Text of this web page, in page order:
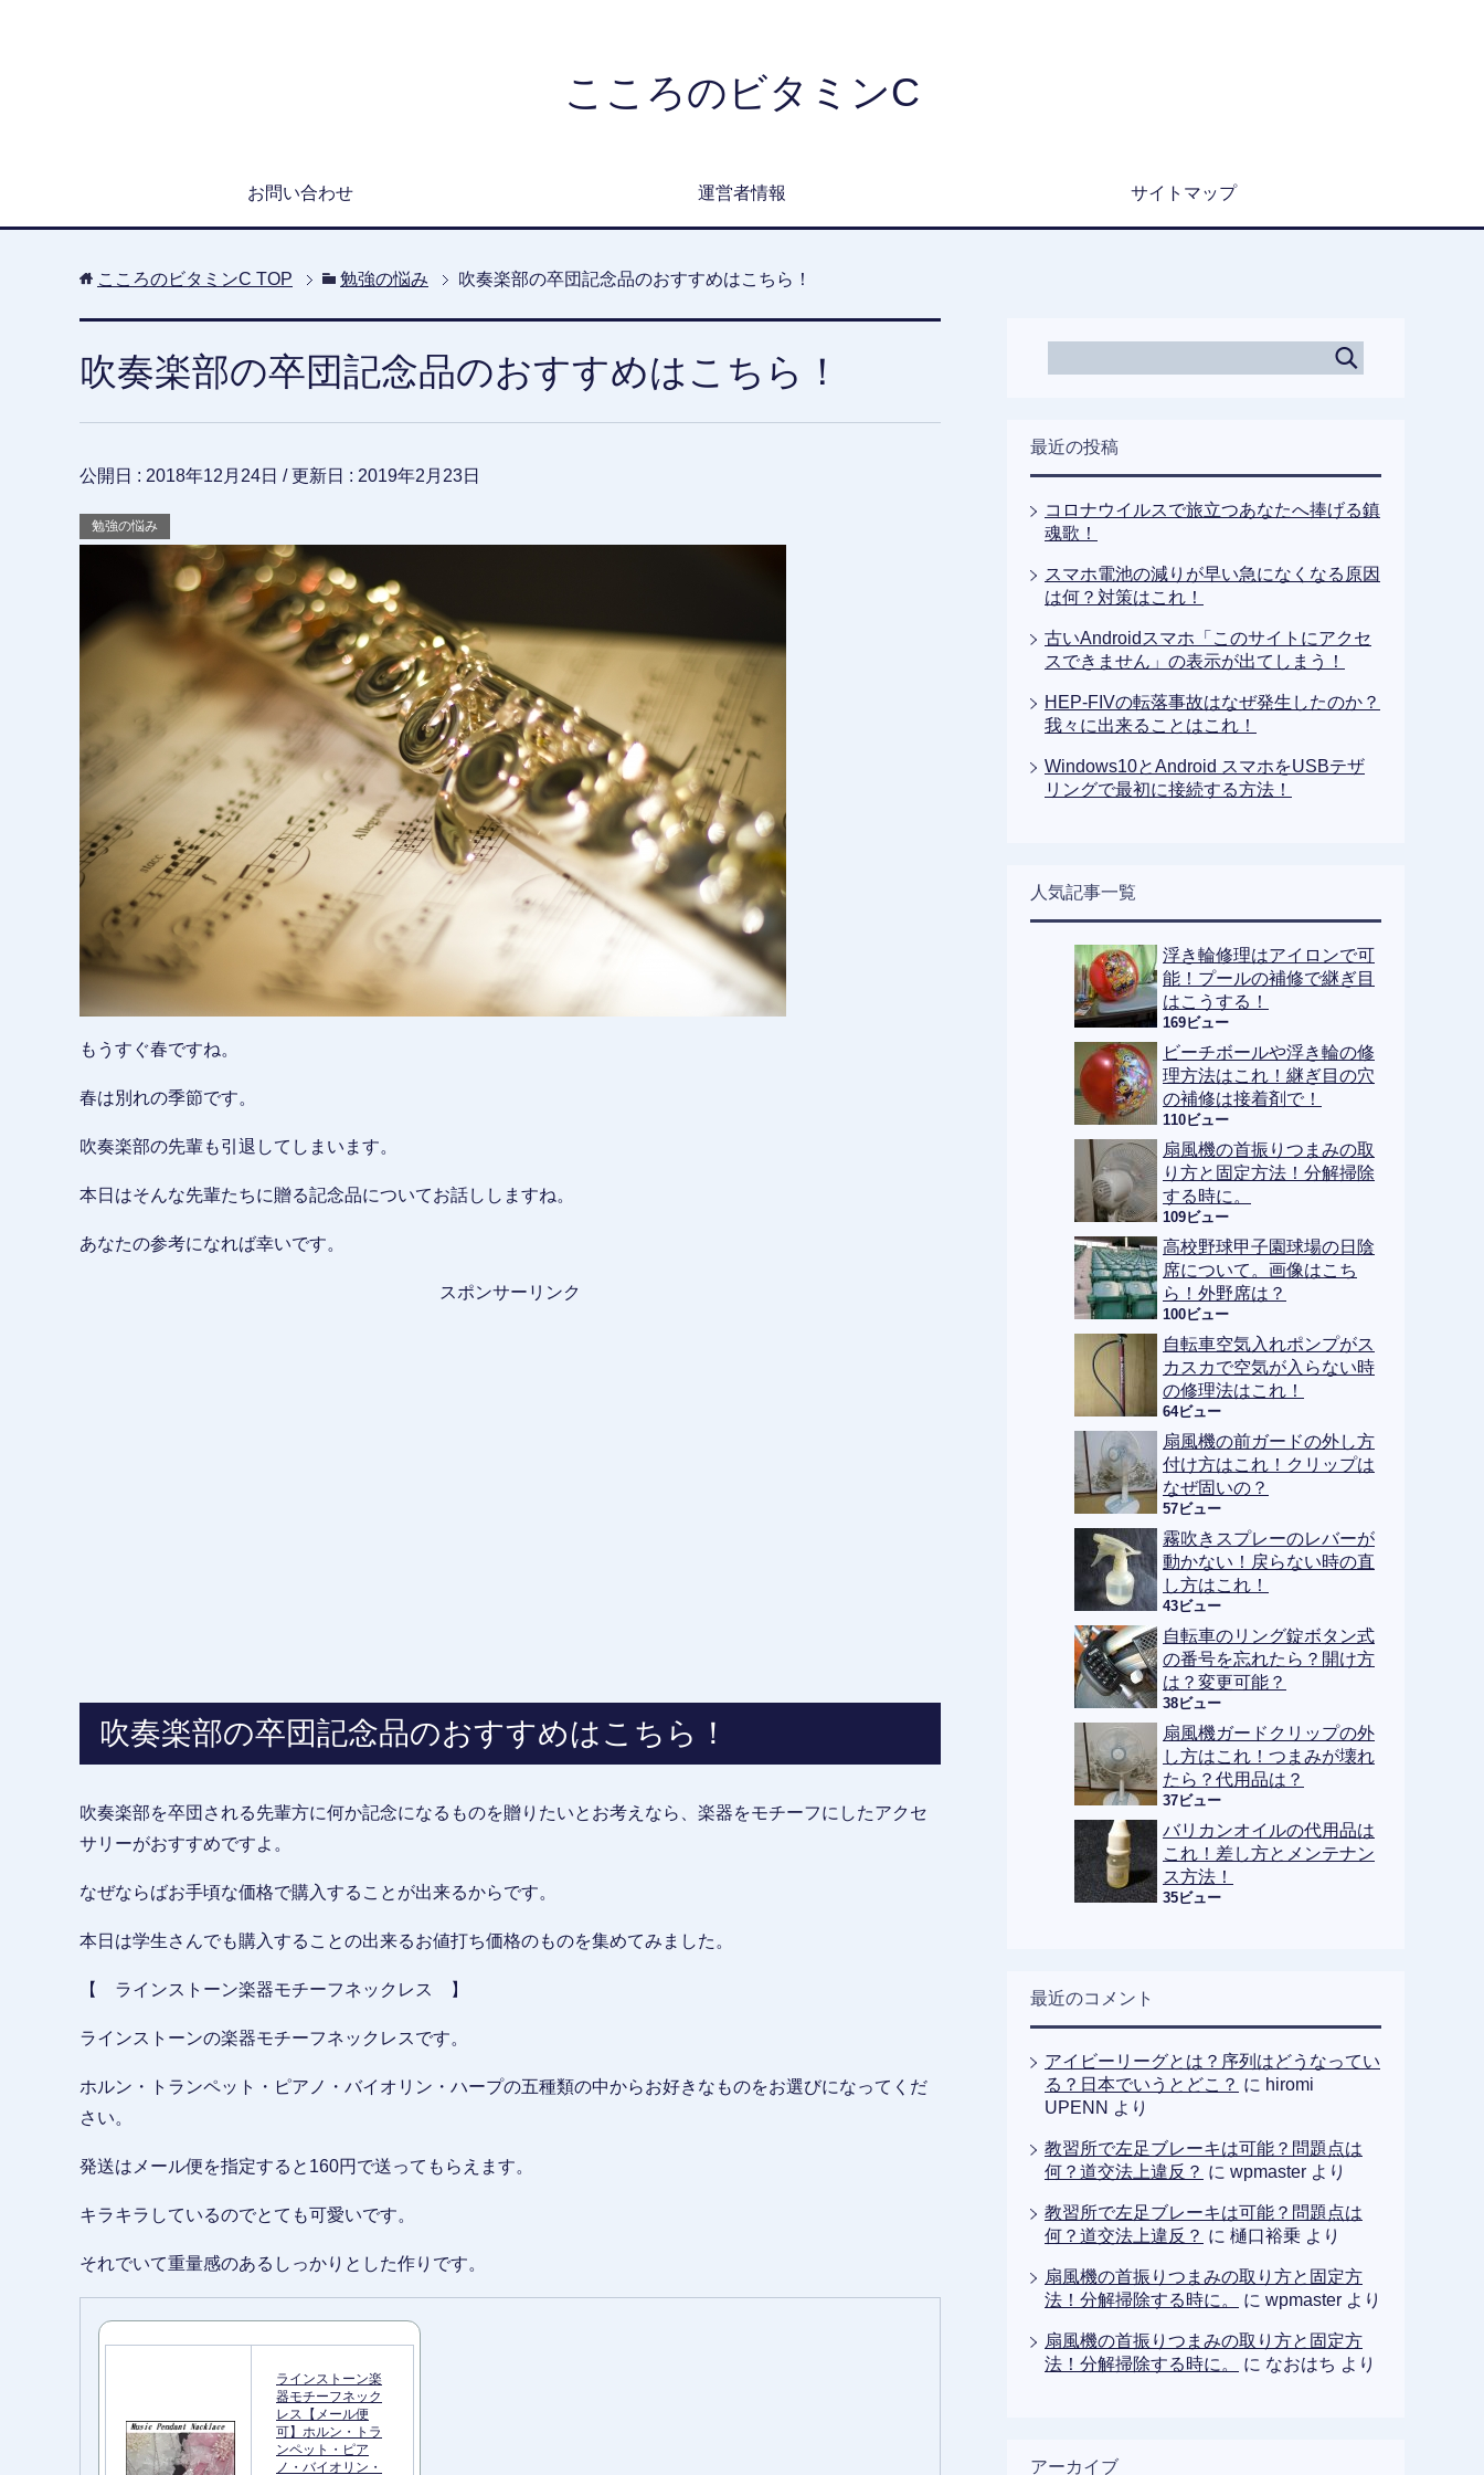
こころのビタミンC
お問い合わせ 運営者情報 サイトマップ
こころのビタミンC TOP 勉強の悩み 吹奏楽部の卒団記念品のおすすめはこちら！
吹奏楽部の卒団記念品のおすすめはこちら！
公開日 : 2018年12月24日 / 更新日 : 2019年2月23日
勉強の悩み
もうすぐ春ですね。
春は別れの季節です。
吹奏楽部の先輩も引退してしまいます。
本日はそんな先輩たちに贈る記念品についてお話ししますね。
あなたの参考になれば幸いです。
スポンサーリンク
吹奏楽部の卒団記念品のおすすめはこちら！
吹奏楽部を卒団される先輩方に何か記念になるものを贈りたいとお考えなら、楽器をモチーフにしたアクセ
サリーがおすすめですよ。
なぜならばお手頃な価格で購入することが出来るからです。
本日は学生さんでも購入することの出来るお値打ち価格のものを集めてみました。
【 ラインストーン楽器モチーフネックレス 】
ラインストーンの楽器モチーフネックレスです。
ホルン・トランペット・ピアノ・バイオリン・ハープの五種類の中からお好きなものをお選びになってくだ
さい。
発送はメール便を指定すると160円で送ってもらえます。
キラキラしているのでとても可愛いです。
それでいて重量感のあるしっかりとした作りです。
ラインストーン楽
器モチーフネック
レス【メール便
可】ホルン・トラ
ンペット・ピア
ノ・バイオリン・
最近の投稿
コロナウイルスで旅立つあなたへ捧げる鎮
魂歌！
スマホ電池の減りが早い急になくなる原因
は何？対策はこれ！
古いAndroidスマホ「このサイトにアクセ
スできません」の表示が出てしまう！
HEP-FIVの転落事故はなぜ発生したのか？
我々に出来ることはこれ！
Windows10とAndroid スマホをUSBテザ
リングで最初に接続する方法！
人気記事一覧
浮き輪修理はアイロンで可
能！プールの補修で継ぎ目
はこうする！
169ビュー
ビーチボールや浮き輪の修
理方法はこれ！継ぎ目の穴
の補修は接着剤で！
110ビュー
扇風機の首振りつまみの取
り方と固定方法！分解掃除
する時に。
109ビュー
高校野球甲子園球場の日陰
席について。画像はこち
ら！外野席は？
100ビュー
自転車空気入れポンプがス
カスカで空気が入らない時
の修理法はこれ！
64ビュー
扇風機の前ガードの外し方
付け方はこれ！クリップは
なぜ固いの？
57ビュー
霧吹きスプレーのレバーが
動かない！戻らない時の直
し方はこれ！
43ビュー
自転車のリング錠ボタン式
の番号を忘れたら？開け方
は？変更可能？
38ビュー
扇風機ガードクリップの外
し方はこれ！つまみが壊れ
たら？代用品は？
37ビュー
バリカンオイルの代用品は
これ！差し方とメンテナン
ス方法！
35ビュー
最近のコメント
アイビーリーグとは？序列はどうなってい
る？日本でいうとどこ？ に hiromi
UPENN より
教習所で左足ブレーキは可能？問題点は
何？道交法上違反？ に wpmaster より
教習所で左足ブレーキは可能？問題点は
何？道交法上違反？ に 樋口裕乗 より
扇風機の首振りつまみの取り方と固定方
法！分解掃除する時に。
に wpmaster より
扇風機の首振りつまみの取り方と固定方
法！分解掃除する時に。
に なおはち より
アーカイブ